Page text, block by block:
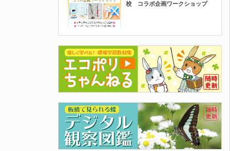
校 コラボ企画ワークショップ